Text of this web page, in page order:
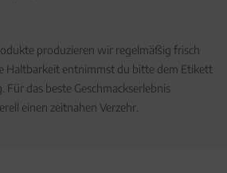
produzieren wir regelmäßig frisch
Haltbarkeit entnimmst du bitte dem Etikett
Für das beste Geschmackserlebnis
einen zeitnahen Verzehr.